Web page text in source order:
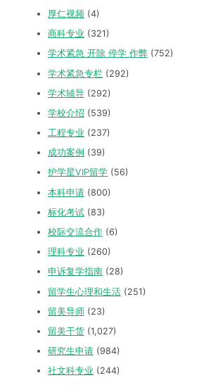
厚仁视频 (4)
商科专业 (321)
学术紧急 开除 停学 作弊 (752)
学术紧急专栏 (292)
学术辅导 (292)
学校介绍 (539)
工程专业 (237)
成功案例 (39)
护学星VIP留学 (56)
本科申请 (800)
标化考试 (83)
校际交流合作 (6)
理科专业 (260)
申诉复学指南 (28)
留学生心理和生活 (251)
留美导师 (23)
留美干货 (1,027)
研究生申请 (984)
社文科专业 (244)